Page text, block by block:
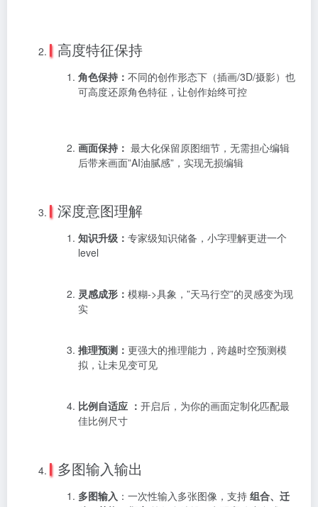
高度特征保持
角色保持： 不同的创作形态下（插画/3D/摄影）也
可高度还原角色特征，让创作始终可控
画面保持： 最大化保留原图细节，无需担心编辑
后带来画面”AI油腻感”，实现无损编辑
深度意图理解
知识升级： 专家级知识储备，小字理解更进一个
level
灵感成形： 模糊->具象，”天马行空”的灵感变为现
实
推理预测： 更强大的推理能力，跨越时空预测模
拟，让未见变可见
比例自适应 ： 开启后，为你的画面定制化匹配最
佳比例尺寸
多图输入输出
多图输入 ：一次性输入多张图像，支持 组合、迁